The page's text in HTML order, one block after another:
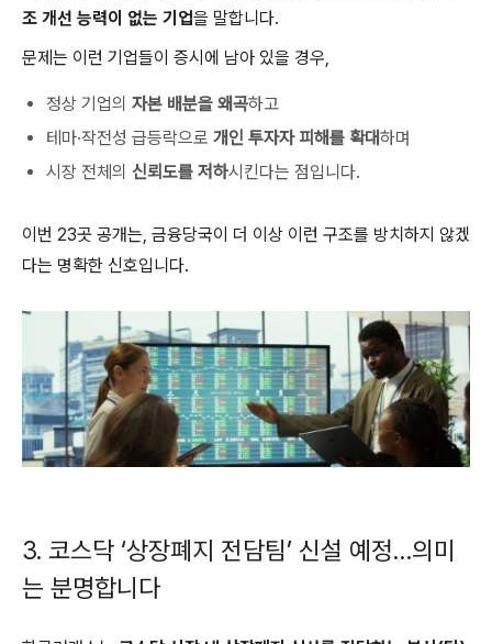
조 개선 능력이 없는 기업을 말합니다.
문제는 이런 기업들이 증시에 남아 있을 경우,
정상 기업의 자본 배분을 왜곡하고
테마·작전성 급등락으로 개인 투자자 피해를 확대하며
시장 전체의 신뢰도를 저하시킨다는 점입니다.
이번 23곳 공개는, 금융당국이 더 이상 이런 구조를 방치하지 않겠
다는 명확한 신호입니다.
3. 코스닥 ‘상장폐지 전담팀’ 신설 예정…의미
는 분명합니다